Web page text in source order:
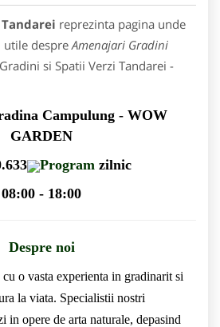
reprezinta pagina unde
despre Amenajari Gradini
si Spatii Verzi Tandarei -
Campulung - WOW
GARDEN
Program zilnic
08:00 - 18:00
Despre noi
o vasta experienta in gradinarit si
la viata. Specialistii nostri
in opere de arta naturale, depasind